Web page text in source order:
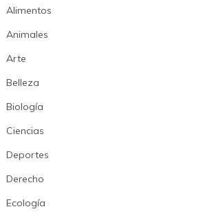
Alimentos
Animales
Arte
Belleza
Biología
Ciencias
Deportes
Derecho
Ecología